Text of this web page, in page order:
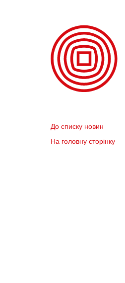
До списку новин
На головну сторінку